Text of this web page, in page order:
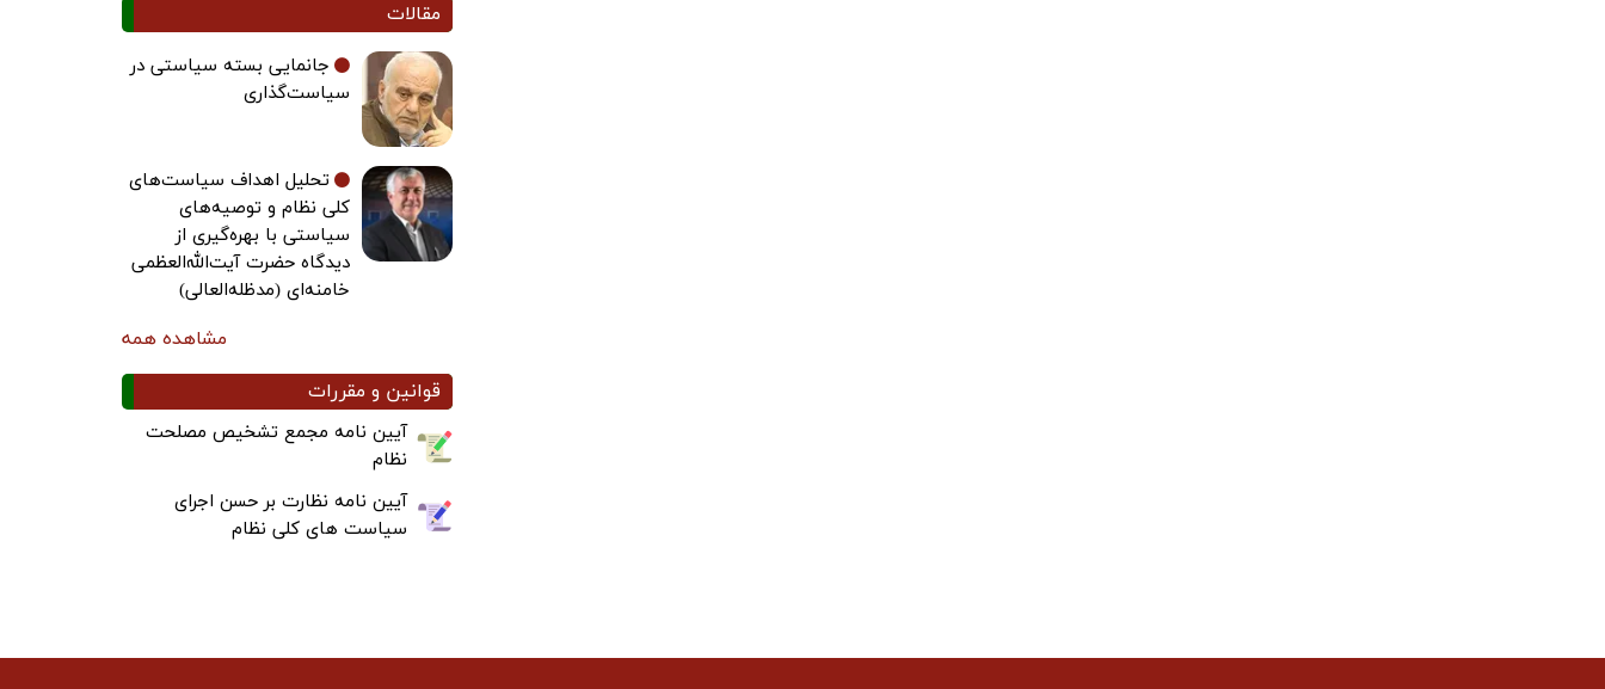
مقالات
جانمایی بسته سیاستی در
سیاست‌گذاری
تحلیل اهداف سیاست‌های
کلی نظام و توصیه‌های
سیاستی با بهره‌گیری از
دیدگاه حضرت آیت‌الله‌العظمی
خامنه‌ای (مدظله‌العالی)
مشاهده همه
قوانین و مقررات
آیین نامه مجمع تشخیص مصلحت
نظام
آیین نامه نظارت بر حسن اجرای
سیاست های کلی نظام